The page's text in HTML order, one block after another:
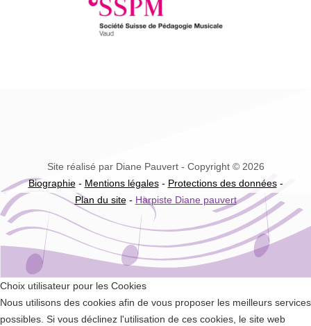
Site réalisé par Diane Pauvert - Copyright © 2026
Biographie- Mentions légales- Protections des données-
Plan du site- Harpiste Diane pauvert
Choix utilisateur pour les Cookies
Nous utilisons des cookies afin de vous proposer les meilleurs services
possibles. Si vous déclinez l'utilisation de ces cookies, le site web